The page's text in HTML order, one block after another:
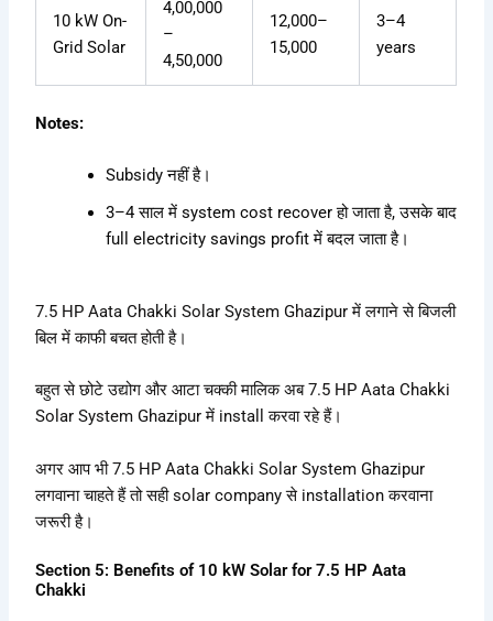
10 kW On-
Grid Solar
4,00,000
–
4,50,000
12,000–
15,000
3–4
years
Notes:
Subsidy नहीं है।
3–4 साल में system cost recover हो जाता है, उसके बाद
full electricity savings profit में बदल जाता है।
7.5 HP Aata Chakki Solar System Ghazipur में लगाने से बिजली
बिल में काफी बचत होती है।
बहुत से छोटे उद्योग और आटा चक्की मालिक अब 7.5 HP Aata Chakki
Solar System Ghazipur में install करवा रहे हैं।
अगर आप भी 7.5 HP Aata Chakki Solar System Ghazipur
लगवाना चाहते हैं तो सही solar company से installation करवाना
जरूरी है।
Section 5: Benefits of 10 kW Solar for 7.5 HP Aata
Chakki